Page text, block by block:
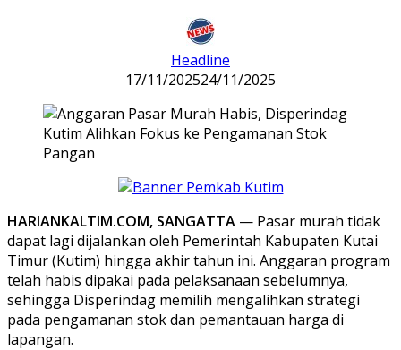
Headline
17/11/202524/11/2025
HARIANKALTIM.COM, SANGATTA — Pasar murah tidak
dapat lagi dijalankan oleh Pemerintah Kabupaten Kutai
Timur (Kutim) hingga akhir tahun ini. Anggaran program
telah habis dipakai pada pelaksanaan sebelumnya,
sehingga Disperindag memilih mengalihkan strategi
pada pengamanan stok dan pemantauan harga di
lapangan.